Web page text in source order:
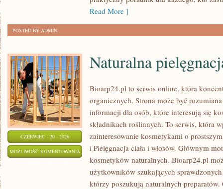
Read More ]
POSTED BY ADMIN
CZERWIEC - 20 - 2026
MOŻLIWOŚĆ KOMENTOWANIA NATURALNA
PIELĘGNACJA
TWARZY
Naturalna
Bioarp24.pl to serwis online, która
organicznych. Strona może być
informacji dla osób, które interesują się
składnikach roślinnych. To serwis, która
zainteresowanie kosmetykami o
i Pielęgnacja ciała i włosów. Głównym
kosmetyków naturalnych. Bioarp24.pl
użytkowników szukających
którzy poszukują naturalnych preparatów.